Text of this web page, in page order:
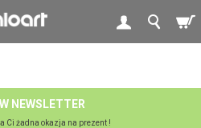
NEWSLETTER
Ci żadna okazja na prezent !